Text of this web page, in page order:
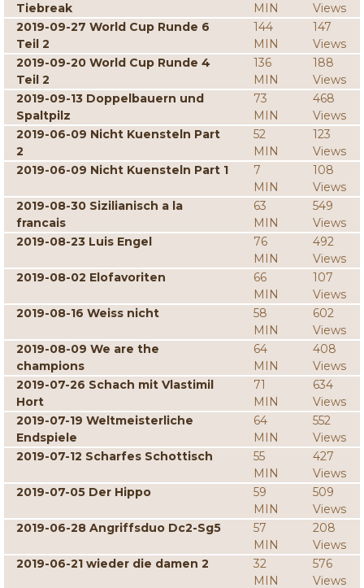
Tiebreak
MIN
Views
2019-09-27 World Cup Runde 6
Teil 2
144
MIN
147
Views
2019-09-20 World Cup Runde 4
Teil 2
136
MIN
188
Views
2019-09-13 Doppelbauern und
Spaltpilz
73
MIN
468
Views
2019-06-09 Nicht Kuensteln Part
2
52
MIN
123
Views
2019-06-09 Nicht Kuensteln Part 1
7
MIN
108
Views
2019-08-30 Sizilianisch a la
francais
63
MIN
549
Views
2019-08-23 Luis Engel
76
MIN
492
Views
2019-08-02 Elofavoriten
66
MIN
107
Views
2019-08-16 Weiss nicht
58
MIN
602
Views
2019-08-09 We are the
champions
64
MIN
408
Views
2019-07-26 Schach mit Vlastimil
Hort
71
MIN
634
Views
2019-07-19 Weltmeisterliche
Endspiele
64
MIN
552
Views
2019-07-12 Scharfes Schottisch
55
MIN
427
Views
2019-07-05 Der Hippo
59
MIN
509
Views
2019-06-28 Angriffsduo Dc2-Sg5
57
MIN
208
Views
2019-06-21 wieder die damen 2
32
MIN
576
Views